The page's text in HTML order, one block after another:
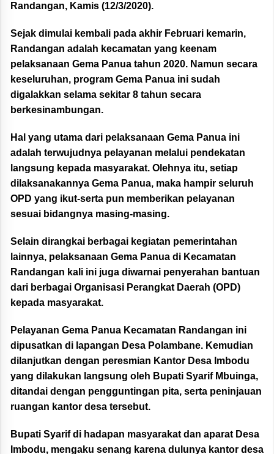
Randangan, Kamis (12/3/2020).
Sejak dimulai kembali pada akhir Februari kemarin,
Randangan adalah kecamatan yang keenam
pelaksanaan Gema Panua tahun 2020. Namun secara
keseluruhan, program Gema Panua ini sudah
digalakkan selama sekitar 8 tahun secara
berkesinambungan.
Hal yang utama dari pelaksanaan Gema Panua ini
adalah terwujudnya pelayanan melalui pendekatan
langsung kepada masyarakat. Olehnya itu, setiap
dilaksanakannya Gema Panua, maka hampir seluruh
OPD yang ikut-serta pun memberikan pelayanan
sesuai bidangnya masing-masing.
Selain dirangkai berbagai kegiatan pemerintahan
lainnya, pelaksanaan Gema Panua di Kecamatan
Randangan kali ini juga diwarnai penyerahan bantuan
dari berbagai Organisasi Perangkat Daerah (OPD)
kepada masyarakat.
Pelayanan Gema Panua Kecamatan Randangan ini
dipusatkan di lapangan Desa Polambane. Kemudian
dilanjutkan dengan peresmian Kantor Desa Imbodu
yang dilakukan langsung oleh Bupati Syarif Mbuinga,
ditandai dengan pengguntingan pita, serta peninjauan
ruangan kantor desa tersebut.
Bupati Syarif di hadapan masyarakat dan aparat Desa
Imbodu, mengaku senang karena dulunya kantor desa